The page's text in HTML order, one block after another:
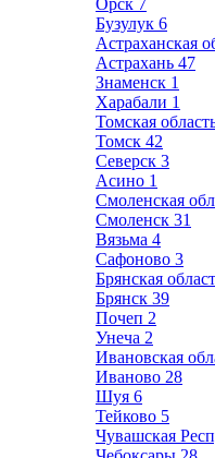
Орск 7
Бузулук 6
Астраханская
Астрахань 47
Знаменск 1
Харабали 1
Томская
Томск 42
Северск 3
Асино 1
Смоленская
Смоленск 31
Вязьма 4
Сафоново 3
Брянская
Брянск 39
Почеп 2
Унеча 2
Ивановская
Иваново 28
Шуя 6
Тейково 5
Чувашская